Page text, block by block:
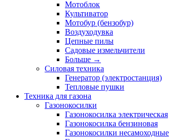
Мотоблок
Культиватор
Мотобур (бензобур)
Воздуходувка
Цепные пилы
Садовые измельчители
Больше →
Силовая техника
Генератор (электростанция)
Тепловые пушки
Техника для газона
Газонокосилки
Газонокосилка электрическая
Газонокосилка бензиновая
Газонокосилки несамоходные